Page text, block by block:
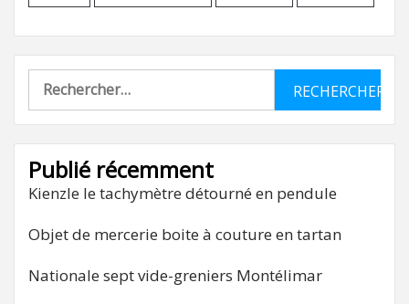
Rechercher :
Publié récemment
Kienzle le tachymètre détourné en pendule
Objet de mercerie boite à couture en tartan
Nationale sept vide-greniers Montélimar